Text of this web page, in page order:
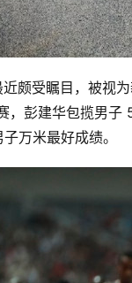
颇受瞩目，被视
，彭建华包揽男
万米最好成绩。